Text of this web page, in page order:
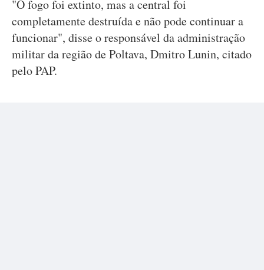
"O fogo foi extinto, mas a central foi
completamente destruída e não pode continuar a
funcionar", disse o responsável da administração
militar da região de Poltava, Dmitro Lunin, citado
pelo PAP.